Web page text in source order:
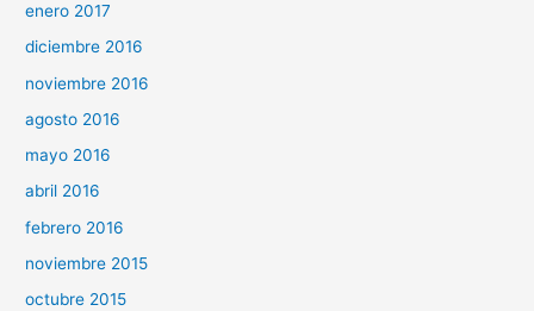
enero 2017
diciembre 2016
noviembre 2016
agosto 2016
mayo 2016
abril 2016
febrero 2016
noviembre 2015
octubre 2015